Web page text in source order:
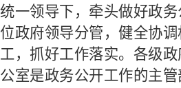
统一领导下，牵头做好政
位政府领导分管，健全协
工，抓好工作落实。各级
公室是政务公开工作的主